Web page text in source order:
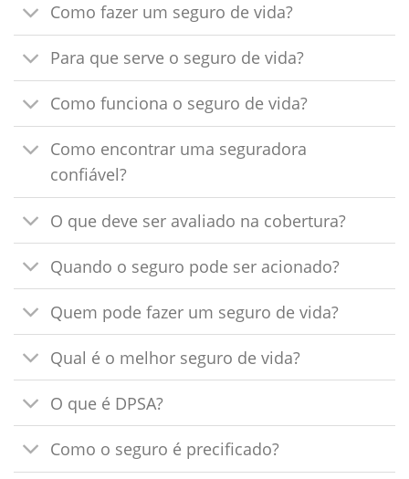
Como fazer um seguro de vida?
Para que serve o seguro de vida?
Como funciona o seguro de vida?
Como encontrar uma seguradora
confiável?
O que deve ser avaliado na cobertura?
Quando o seguro pode ser acionado?
Quem pode fazer um seguro de vida?
Qual é o melhor seguro de vida?
O que é DPSA?
Como o seguro é precificado?